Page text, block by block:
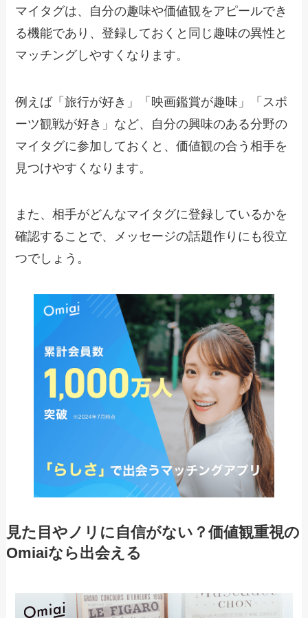
マイタグは、自分の趣味や価値観をアピールでき
る機能であり、登録しておくと同じ趣味の異性と
マッチングしやすくなります。
例えば「旅行が好き」「映画鑑賞が趣味」「スポ
ーツ観戦が好き」など、自分の興味のある分野の
マイタグに参加しておくと、価値観の合う相手を
見つけやすくなります。
また、相手がどんなマイタグに登録しているかを
確認することで、メッセージの話題作りにも役立
つでしょう。
見た目やノリに自信がない？価値観重視の
Omiaiなら出会える